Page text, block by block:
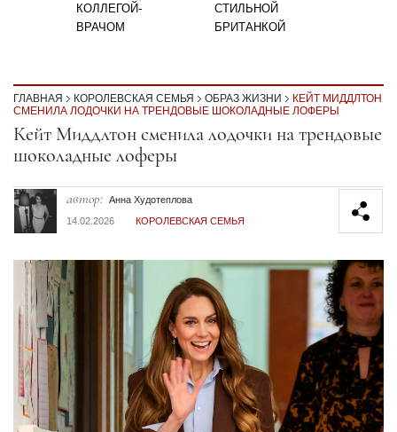
КОЛЛЕГОЙ-
ВРАЧОМ
СТИЛЬНОЙ
БРИТАНКОЙ
ГЛАВНАЯ КОРОЛЕВСКАЯ СЕМЬЯ ОБРАЗ ЖИЗНИ
КЕЙТ МИДДЛТОН
СМЕНИЛА ЛОДОЧКИ НА ТРЕНДОВЫЕ ШОКОЛАДНЫЕ ЛОФЕРЫ
Секция статей
Кейт Миддлтон сменила лодочки на трендовые
шоколадные лоферы
автор: Анна Худотеплова
14.02.2026
КОРОЛЕВСКАЯ СЕМЬЯ